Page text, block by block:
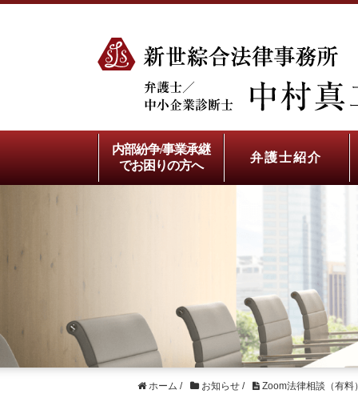
内部紛争/事業承継
でお困りの方へ
弁護士紹介
ホーム / お知らせ / Zoom法律相談（有料